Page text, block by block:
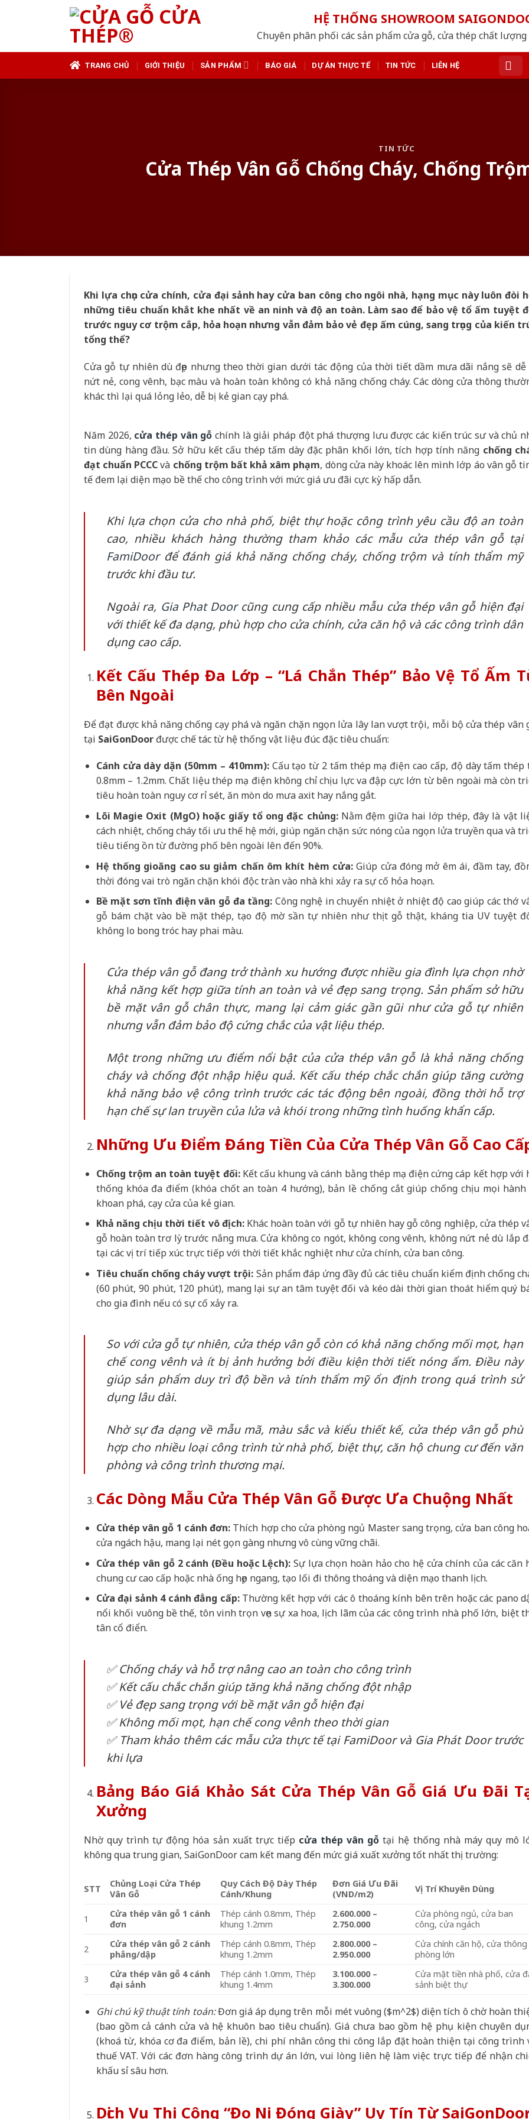
HỆ THỐNG SHOWROOM
Chuyên phân phối các sản phẩm cửa gỗ, cửa thép chất lượng
TRANG CHỦ GIỚI THIỆU SẢN PHẨM BÁO GIÁ DỰ ÁN THỰC TẾ TIN TỨC LIÊN HỆ
TIN TỨC
Cửa Thép Vân Gỗ Chống Cháy, Chống
Khi lựa chọn cửa chính, cửa đại sảnh hay cửa ban công cho ngôi nhà, hạng mục này luôn đòi
những tiêu chuẩn khắt khe nhất về an ninh và độ an toàn. Làm sao để bảo vệ tổ ấm tuyệt
trước nguy cơ trộm cắp, hỏa hoạn nhưng vẫn đảm bảo vẻ đẹp ấm cúng, sang trọng của kiến
tổng thể?
Cửa gỗ tự nhiên dù đẹp nhưng theo thời gian dưới tác động của thời tiết dầm mưa dãi nắng sẽ dễ
nứt nẻ, cong vênh, bạc màu và hoàn toàn không có khả năng chống cháy. Các dòng cửa thông
khác thì lại quá lỏng lẻo, dễ bị kẻ gian cạy phá.
Năm 2026, cửa thép vân gỗ chính là giải pháp đột phá thượng lưu được các kiến trúc sư và chủ
tin dùng hàng đầu. Sở hữu kết cấu thép tấm dày đặc phân khối lớn, tích hợp tính năng chống
đạt chuẩn PCCCvà chống trộm bất khả xâm phạm, dòng cửa này khoác lên mình lớp áo vân gỗ
tế đem lại diện mạo bề thế cho công trình với mức giá ưu đãi cực kỳ hấp dẫn.
Khi lựa chọn cửa cho nhà phố, biệt thự hoặc công trình yêu cầu độ an toàn
cao, nhiều khách hàng thường tham khảo các mẫu cửa thép vân gỗ tại
FamiDoorđể đánh giá khả năng chống cháy, chống trộm và tính thẩm mỹ
trước khi đầu tư.
Ngoài ra, Gia Phat Doorcũng cung cấp nhiều mẫu cửa thép vân gỗ hiện đại
với thiết kế đa dạng, phù hợp cho cửa chính, cửa căn hộ và các công trình dân
dụng cao cấp.
Kết Cấu Thép Đa Lớp – “Lá Chắn Thép” Bảo Vệ Tổ Ấm
Bên Ngoài
Để đạt được khả năng chống cạy phá và ngăn chặn ngọn lửa lây lan vượt trội, mỗi bộ cửa thép vân
tại SaiGonDoor được chế tác từ hệ thống vật liệu đúc đặc tiêu chuẩn:
Cánh cửa dày dặn (50mm – 410mm):Cấu tạo từ 2 tấm thép mạ điện cao cấp, độ dày tấm thép
0.8mm – 1.2mm. Chất liệu thép mạ điện không chỉ chịu lực va đập cực lớn từ bên ngoài mà còn
tiêu hoàn toàn nguy cơ rỉ sét, ăn mòn do mưa axit hay nắng gắt.
Lõi Magie Oxit (MgO) hoặc giấy tổ ong đặc chủng:Nằm đệm giữa hai lớp thép, đây là vật
cách nhiệt, chống cháy tối ưu thế hệ mới, giúp ngăn chặn sức nóng của ngọn lửa truyền qua và
tiêu tiếng ồn từ đường phố bên ngoài lên đến 90%.
Hệ thống gioăng cao su giảm chấn ôm khít hèm cửa: Giúp cửa đóng mở êm ái, đầm tay,
thời đóng vai trò ngăn chặn khói độc tràn vào nhà khi xảy ra sự cố hỏa hoạn.
Bề mặt sơn tĩnh điện vân gỗ đa tầng: Công nghệ in chuyển nhiệt ở nhiệt độ cao giúp các thớ
gỗ bám chặt vào bề mặt thép, tạo độ mờ sần tự nhiên như thịt gỗ thật, kháng tia UV tuyệt
không lo bong tróc hay phai màu.
Cửa thép vân gỗ đang trở thành xu hướng được nhiều gia đình lựa chọn nhờ
khả năng kết hợp giữa tính an toàn và vẻ đẹp sang trọng. Sản phẩm sở hữu
bề mặt vân gỗ chân thực, mang lại cảm giác gần gũi như cửa gỗ tự nhiên
nhưng vẫn đảm bảo độ cứng chắc của vật liệu thép.
Một trong những ưu điểm nổi bật của cửa thép vân gỗ là khả năng chống
cháy và chống đột nhập hiệu quả. Kết cấu thép chắc chắn giúp tăng cường
khả năng bảo vệ công trình trước các tác động bên ngoài, đồng thời hỗ trợ
hạn chế sự lan truyền của lửa và khói trong những tình huống khẩn cấp.
Những Ưu Điểm Đáng Tiền Của Cửa Thép Vân Gỗ Cao
Chống trộm an toàn tuyệt đối:Kết cấu khung và cánh bằng thép mạ điện cứng cáp kết hợp với
thống khóa đa điểm (khóa chốt an toàn 4 hướng), bản lề chống cắt giúp chống chịu mọi hành
khoan phá, cạy cửa của kẻ gian.
Khả năng chịu thời tiết vô địch:Khác hoàn toàn với gỗ tự nhiên hay gỗ công nghiệp, cửa thép
gỗ hoàn toàn trơ lỳ trước nắng mưa. Cửa không co ngót, không cong vênh, không nứt nẻ dù lắp
tại các vị trí tiếp xúc trực tiếp với thời tiết khắc nghiệt như cửa chính, cửa ban công.
Tiêu chuẩn chống cháy vượt trội: Sản phẩm đáp ứng đầy đủ các tiêu chuẩn kiểm định chống
(60 phút, 90 phút, 120 phút), mang lại sự an tâm tuyệt đối và kéo dài thời gian thoát hiểm quý
cho gia đình nếu có sự cố xảy ra.
So với cửa gỗ tự nhiên, cửa thép vân gỗ còn có khả năng chống mối mọt, hạn
chế cong vênh và ít bị ảnh hưởng bởi điều kiện thời tiết nóng ẩm. Điều này
giúp sản phẩm duy trì độ bền và tính thẩm mỹ ổn định trong quá trình sử
dụng lâu dài.
Nhờ sự đa dạng về mẫu mã, màu sắc và kiểu thiết kế, cửa thép vân gỗ phù
hợp cho nhiều loại công trình từ nhà phố, biệt thự, căn hộ chung cư đến văn
phòng và công trình thương mại.
Các Dòng Mẫu Cửa Thép Vân Gỗ Được Ưa Chuộng Nhất
Cửa thép vân gỗ 1 cánh đơn: Thích hợp cho cửa phòng ngủ Master sang trọng, cửa ban công
cửa ngách hậu, mang lại nét gọn gàng nhưng vô cùng vững chãi.
Cửa thép vân gỗ 2 cánh (Đều hoặc Lệch): Sự lựa chọn hoàn hảo cho hệ cửa chính của các căn
chung cư cao cấp hoặc nhà ống hẹp ngang, tạo lối đi thông thoáng và diện mạo thanh lịch.
Cửa đại sảnh 4 cánh đẳng cấp:Thường kết hợp với các ô thoáng kính bên trên hoặc các pano
nổi khối vuông bề thế, tôn vinh trọn vẹn sự xa hoa, lịch lãm của các công trình nhà phố lớn, biệt
tân cổ điển.
✅ Chống cháy và hỗ trợ nâng cao an toàn cho công trình
✅ Kết cấu chắc chắn giúp tăng khả năng chống đột nhập
✅ Vẻ đẹp sang trọng với bề mặt vân gỗ hiện đại
✅ Không mối mọt, hạn chế cong vênh theo thời gian
✅ Tham khảo thêm các mẫu cửa thực tế tại FamiDoor và Gia Phát Door trước
khi lựa
Bảng Báo Giá Khảo Sát Cửa Thép Vân Gỗ Giá Ưu Đãi
Xưởng
Nhờ quy trình tự động hóa sản xuất trực tiếp cửa thép vân gỗ tại hệ thống nhà máy quy mô
không qua trung gian, SaiGonDoor cam kết mang đến mức giá xuất xưởng tốt nhất thị trường:
STT
Chủng Loại Cửa Thép
Vân Gỗ
Quy Cách Độ Dày Thép
Cánh/Khung
Đơn Giá Ưu Đãi
(VND/m2)
Vị Trí Khuyên Dùng
1
Cửa thép vân gỗ 1 cánh
đơn
Thép cánh 0.8mm, Thép
khung 1.2mm
2.600.000 –
2.750.000
Cửa phòng ngủ, cửa ban
công, cửa ngách
2
Cửa thép vân gỗ 2 cánh
phẳng/dập
Thép cánh 0.8mm, Thép
khung 1.2mm
2.800.000 –
2.950.000
Cửa chính căn hộ, cửa thông
phòng lớn
3
Cửa thép vân gỗ 4 cánh
đại sảnh
Thép cánh 1.0mm, Thép
khung 1.4mm
3.100.000 –
3.300.000
Cửa mặt tiền nhà phố, cửa
sảnh biệt thự
Ghi chú kỹ thuật tính toán:Đơn giá áp dụng trên mỗi mét vuông ($m^2$) diện tích ô chờ hoàn
(bao gồm cả cánh cửa và hệ khuôn bao tiêu chuẩn). Giá chưa bao gồm hệ phụ kiện chuyên
(khoá từ, khóa cơ đa điểm, bản lề), chi phí nhân công thi công lắp đặt hoàn thiện tại công trình
thuế VAT. Với các đơn hàng công trình dự án lớn, vui lòng liên hệ làm việc trực tiếp để nhận
khấu sỉ sâu hơn.
Dịch Vụ Thi Công “Đo Ni Đóng Giày” Uy Tín Từ